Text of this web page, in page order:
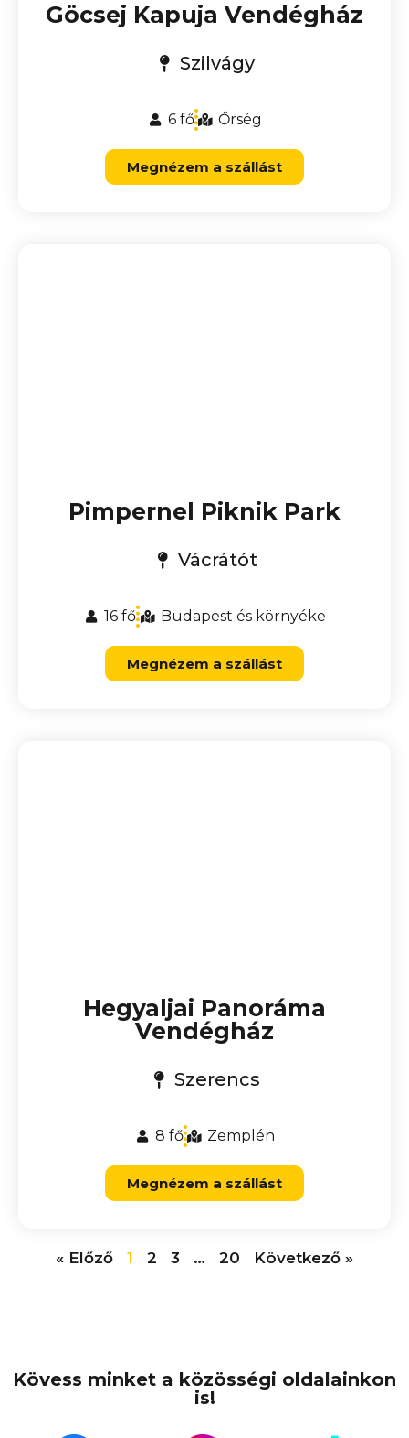
Göcsej Kapuja Vendégház
Szilvágy
6 fő Őrség
Megnézem a szállást
Pimpernel Piknik Park
Vácrátót
16 fő Budapest és környéke
Megnézem a szállást
Hegyaljai Panoráma
Vendégház
Szerencs
8 fő Zemplén
Megnézem a szállást
« Előző 1 2 3 … 20 Következő »
Kövess minket a közösségi oldalainkon
is!